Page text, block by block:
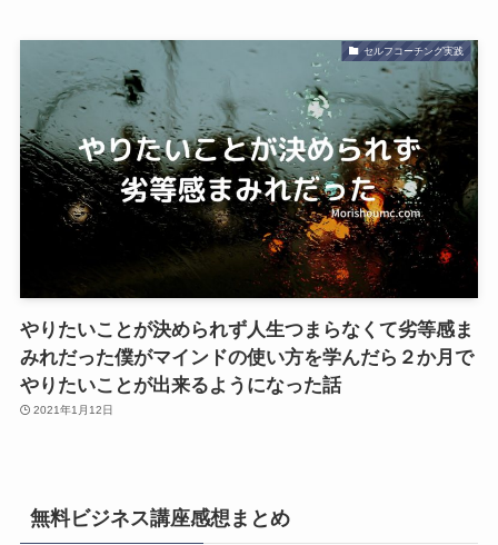
セルフコーチング実践
やりたいことが決められず人生つまらなくて劣等感ま
みれだった僕がマインドの使い方を学んだら２か月で
やりたいことが出来るようになった話
2021年1月12日
無料ビジネス講座感想まとめ